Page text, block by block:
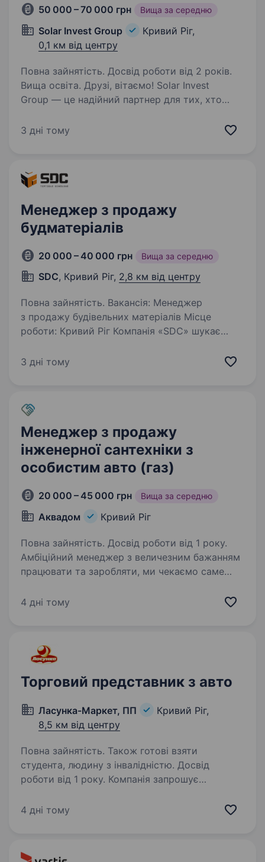
50 000 – 70 000 грн Вища за середню
Solar Invest Group
Кривий Ріг,
0,1 км від центру
Повна зайнятість. Досвід роботи від 2 років.
Вища освіта. Друзі, вітаємо! Solar Invest
Group — це надійний партнер для тих, хто
свого дому чи бізнесу. Ми працюємо з 2014
3 дні тому
Менеджер з продажу
будматеріалів
20 000 – 40 000 грн Вища за середню
SDC, Кривий Ріг, 2,8 км від центру
Повна зайнятість. Вакансія: Менеджер
з продажу будівельних матеріалів Місце
роботи: Кривий Ріг Компанія «SDC» шукає
на посаду Менеджера з продажу будівельних
3 дні тому
Менеджер з продажу
інженерної сантехніки з
особистим авто (газ)
20 000 – 45 000 грн Вища за середню
Аквадом Кривий Ріг
Повна зайнятість. Досвід роботи від 1 року.
Амбіційний менеджер з величезним бажанням
працювати та заробляти, ми чекаємо саме
(змішувачі, каналізація, труба, фітинг і т.д),
4 дні тому
Торговий представник з авто
Ласунка-Маркет, ПП
Кривий Ріг,
8,5 км від центру
Повна зайнятість. Також готові взяти
студента, людину з інвалідністю. Досвід
роботи від 1 року. Компанія запрошує
на продаж морозива та заморожених
4 дні тому